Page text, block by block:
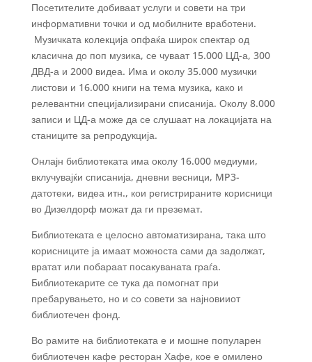
Посетителите добиваат услуги и совети на три
информативни точки и од мобилните вработени.
Музичката колекција опфаќа широк спектар од
класична до поп музика, се чуваат 15.000 ЦД-а, 300
ДВД-а и 2000 видеа. Има и околу 35.000 музички
листови и 16.000 книги на тема музика, како и
релевантни специјализирани списанија. Околу 8.000
записи и ЦД-а може да се слушаат на локацијата на
станиците за репродукција.
Онлајн библиотеката има околу 16.000 медиуми,
вклучувајќи списанија, дневни весници, MP3-
датотеки, видеа итн., кои регистрираните корисници
во Дизелдорф можат да ги преземат.
Библиотеката е целосно автоматизирана, така што
корисниците ја имаат можноста сами да задолжат,
вратат или побараат посакуваната граѓа.
Библиотекарите се тука да помогнат при
пребарувањето, но и со совети за најновииот
библиотечен фонд.
Во рамите на библиотеката е и мошне популарен
библиотечен кафе ресторан Хафе, кое е омилено